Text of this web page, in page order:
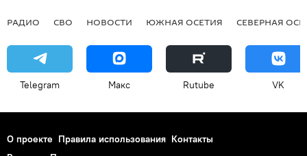
РАДИО СВО НОВОСТИ ЮЖНАЯ ОСЕТИЯ СЕВЕРНАЯ
Telegram Макс Rutube VK
О проекте Правила использования Контакты